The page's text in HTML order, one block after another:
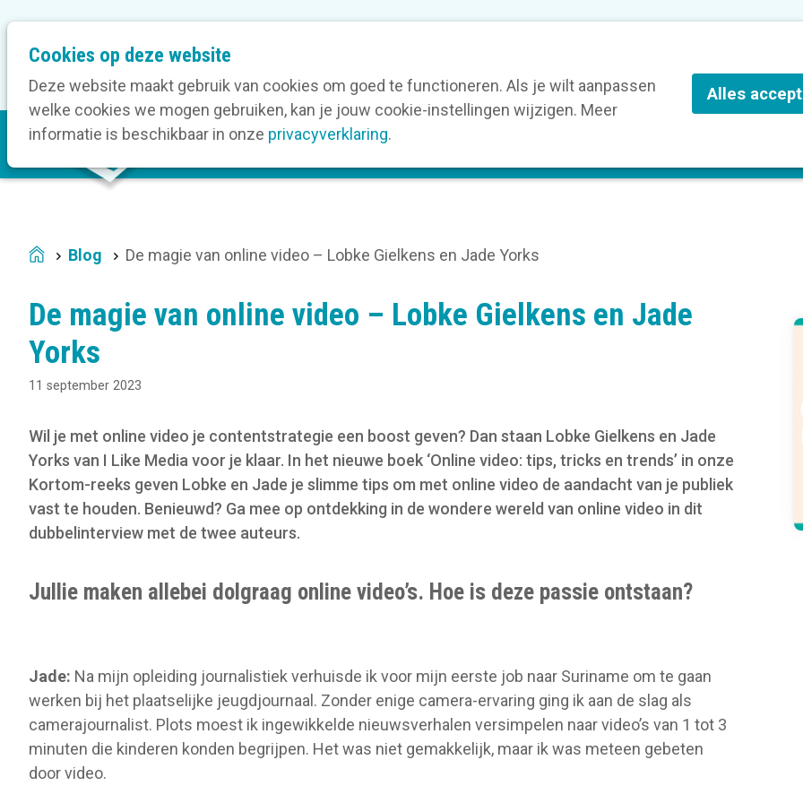
Cookies op deze website
Deze website maakt gebruik van cookies om goed te functioneren. Als je wilt aanpassen
welke cookies we mogen gebruiken, kan je jouw cookie-instellingen wijzigen. Meer
informatie is beschikbaar in onze privacyverklaring.
Alles
M
a
i
v
g
n
Volg een opleiding
e
t
a
n
v
a
o
Onze bedrijfsleden
Home
Blog De magie van online video – Lobke Gielkens en Jade Yorks
De magie van online video – Lobke Gielkens en Jade
Yorks
11 september 2023
Wil je met online video je contentstrategie een boost geven? Dan staan Lobke Gielkens en Jade
Yorks van I Like Media voor je klaar. In het nieuwe boek ‘Online video: tips, tricks en trends’ in onze
Kortom-reeks geven Lobke en Jade je slimme tips om met online video de aandacht van je publiek
vast te houden. Benieuwd? Ga mee op ontdekking in de wondere wereld van online video in dit
dubbelinterview met de twee auteurs.
Jullie maken allebei dolgraag online video’s. Hoe is deze passie ontstaan?
Jade: Na mijn opleiding journalistiek verhuisde ik voor mijn eerste job naar Suriname om te gaan
werken bij het plaatselijke jeugdjournaal. Zonder enige camera-ervaring ging ik aan de slag als
camerajournalist. Plots moest ik ingewikkelde nieuwsverhalen versimpelen naar video’s van 1 tot 3
minuten die kinderen konden begrijpen. Het was niet gemakkelijk, maar ik was meteen gebeten
door video.